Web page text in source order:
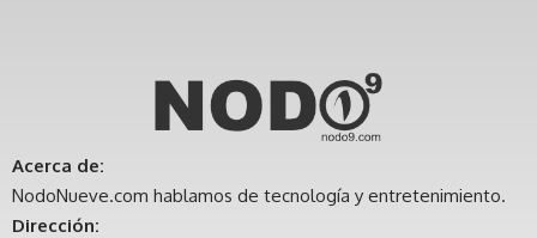
Acerca de:
NodoNueve.com hablamos de tecnología y entretenimiento.
Dirección: